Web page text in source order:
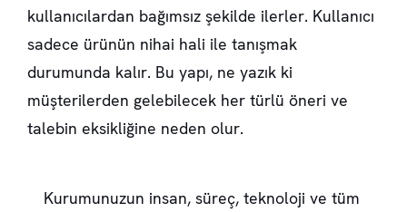
kullanıcılardan bağımsız şekilde ilerler. Kullanıcı
sadece ürünün nihai hali ile tanışmak
durumunda kalır. Bu yapı, ne yazık ki
müşterilerden gelebilecek her türlü öneri ve
talebin eksikliğine neden olur.
Kurumunuzun insan, süreç, teknoloji ve tüm